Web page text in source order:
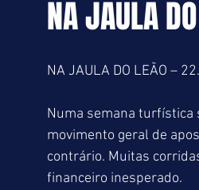
NA JAULA
NA JAULA DO LEÃO –
Numa semana turfística
movimento geral de
contrário. Muitas
financeiro inesperado.